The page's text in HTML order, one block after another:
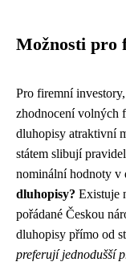
Možnosti pro
Pro firemní
zhodnocení volných
dluhopisy atraktivní
státem slibují
nominální hodnoty v
dluhopisy? Existuje
pořádané Českou
dluhopisy přímo od
preferují jednodušší